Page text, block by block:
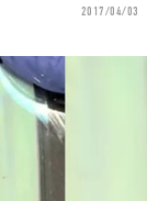
2017/04/03